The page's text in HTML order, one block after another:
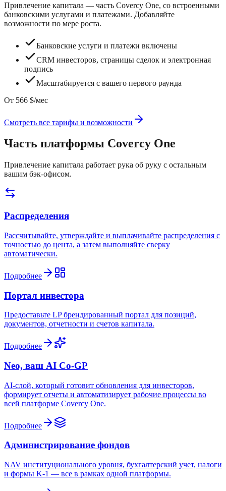
Привлечение капитала — часть Covercy One, со встроенными
банковскими услугами и платежами. Добавляйте
возможности по мере роста.
Банковские услуги и платежи включены
CRM инвесторов, страницы сделок и электронная
подпись
Масштабируется с вашего первого раунда
От 566 $/мес
Смотреть все тарифы и возможности
Часть платформы Covercy One
Привлечение капитала работает рука об руку с остальным
вашим бэк-офисом.
Распределения
Рассчитывайте, утверждайте и выплачивайте распределения с
точностью до цента, а затем выполняйте сверку
автоматически.
Подробнее
Портал инвестора
Предоставьте LP брендированный портал для позиций,
документов, отчетности и счетов капитала.
Подробнее
Neo, ваш AI Co-GP
AI-слой, который готовит обновления для инвесторов,
формирует отчеты и автоматизирует рабочие процессы во
всей платформе Covercy One.
Подробнее
Администрирование фондов
NAV институционального уровня, бухгалтерский учет, налоги
и формы K-1 — все в рамках одной платформы.